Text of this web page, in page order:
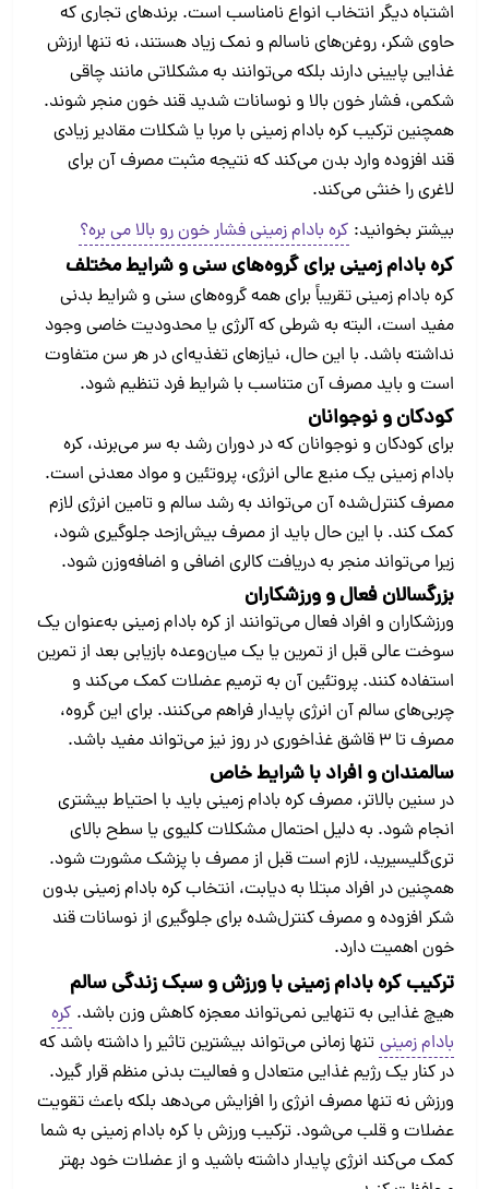
اشتباه دیگر انتخاب انواع نامناسب است. برندهای تجاری که
حاوی شکر، روغن‌های ناسالم و نمک زیاد هستند، نه تنها ارزش
غذایی پایینی دارند بلکه می‌توانند به مشکلاتی مانند چاقی
شکمی، فشار خون بالا و نوسانات شدید قند خون منجر شوند.
همچنین ترکیب کره بادام‌ زمینی با مربا یا شکلات مقادیر زیادی
قند افزوده وارد بدن می‌کند که نتیجه مثبت مصرف آن برای
لاغری را خنثی می‌کند.
بیشتر بخوانید: کره بادام زمینی فشار خون رو بالا می بره؟
کره بادام‌ زمینی برای گروه‌های سنی و شرایط مختلف
کره بادام‌ زمینی تقریباً برای همه گروه‌های سنی و شرایط بدنی
مفید است، البته به شرطی که آلرژی یا محدودیت خاصی وجود
نداشته باشد. با این حال، نیازهای تغذیه‌ای در هر سن متفاوت
است و باید مصرف آن متناسب با شرایط فرد تنظیم شود.
کودکان و نوجوانان
برای کودکان و نوجوانان که در دوران رشد به سر می‌برند، کره
بادام‌ زمینی یک منبع عالی انرژی، پروتئین و مواد معدنی است.
مصرف کنترل‌شده آن می‌تواند به رشد سالم و تامین انرژی لازم
کمک کند. با این حال باید از مصرف بیش‌ازحد جلوگیری شود،
زیرا می‌تواند منجر به دریافت کالری اضافی و اضافه‌وزن شود.
بزرگسالان فعال و ورزشکاران
ورزشکاران و افراد فعال می‌توانند از کره بادام‌ زمینی به‌عنوان یک
سوخت عالی قبل از تمرین یا یک میان‌وعده بازیابی بعد از تمرین
استفاده کنند. پروتئین آن به ترمیم عضلات کمک می‌کند و
چربی‌های سالم آن انرژی پایدار فراهم می‌کنند. برای این گروه،
مصرف تا ۳ قاشق غذاخوری در روز نیز می‌تواند مفید باشد.
سالمندان و افراد با شرایط خاص
در سنین بالاتر، مصرف کره بادام‌ زمینی باید با احتیاط بیشتری
انجام شود. به دلیل احتمال مشکلات کلیوی یا سطح بالای
تری‌گلیسیرید، لازم است قبل از مصرف با پزشک مشورت شود.
همچنین در افراد مبتلا به دیابت، انتخاب کره بادام‌ زمینی بدون
شکر افزوده و مصرف کنترل‌شده برای جلوگیری از نوسانات قند
خون اهمیت دارد.
ترکیب کره بادام‌ زمینی با ورزش و سبک زندگی سالم
هیچ غذایی به تنهایی نمی‌تواند معجزه کاهش وزن باشد. کره
بادام‌ زمینی تنها زمانی می‌تواند بیشترین تاثیر را داشته باشد که
در کنار یک رژیم غذایی متعادل و فعالیت بدنی منظم قرار گیرد.
ورزش نه تنها مصرف انرژی را افزایش می‌دهد بلکه باعث تقویت
عضلات و قلب می‌شود. ترکیب ورزش با کره بادام‌ زمینی به شما
کمک می‌کند انرژی پایدار داشته باشید و از عضلات خود بهتر